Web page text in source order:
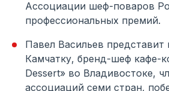
Ассоциации шеф-поваров
профессиональных премий.
Павел Васильев представит
Камчатку, бренд-шеф кафе-
Dessert» во Владивостоке,
ассоциаций семи стран,